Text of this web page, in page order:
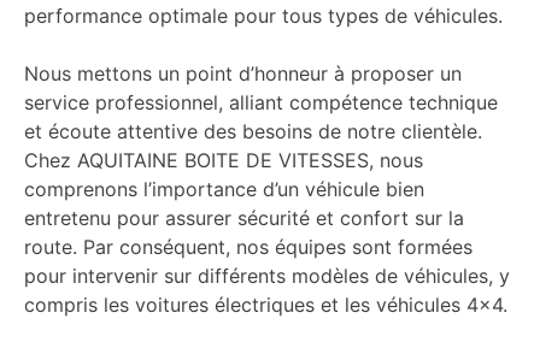
performance optimale pour tous types de véhicules.
Nous mettons un point d’honneur à proposer un
service professionnel, alliant compétence technique
et écoute attentive des besoins de notre clientèle.
Chez AQUITAINE BOITE DE VITESSES, nous
comprenons l’importance d’un véhicule bien
entretenu pour assurer sécurité et confort sur la
route. Par conséquent, nos équipes sont formées
pour intervenir sur différents modèles de véhicules, y
compris les voitures électriques et les véhicules 4×4.